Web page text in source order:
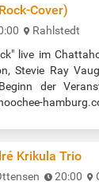
Cover)
Rahlstedt
live im
Stevie Ray
der
Krikula Trio
20:00